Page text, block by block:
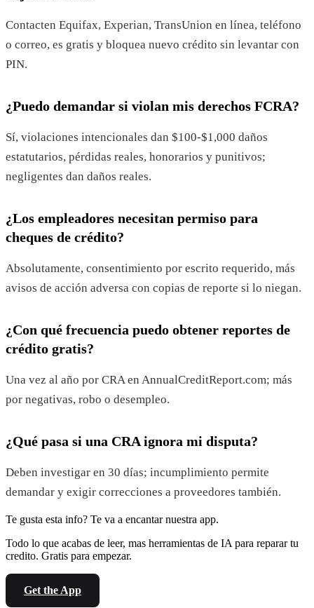
Contacten Equifax, Experian, TransUnion en línea, teléfono
o correo, es gratis y bloquea nuevo crédito sin levantar con
PIN.
¿Puedo demandar si violan mis derechos FCRA?
Sí, violaciones intencionales dan $100-$1,000 daños
estatutarios, pérdidas reales, honorarios y punitivos;
negligentes dan daños reales.
¿Los empleadores necesitan permiso para
cheques de crédito?
Absolutamente, consentimiento por escrito requerido, más
avisos de acción adversa con copias de reporte si lo niegan.
¿Con qué frecuencia puedo obtener reportes de
crédito gratis?
Una vez al año por CRA en AnnualCreditReport.com; más
por negativas, robo o desempleo.
¿Qué pasa si una CRA ignora mi disputa?
Deben investigar en 30 días; incumplimiento permite
demandar y exigir correcciones a proveedores también.
Te gusta esta info? Te va a encantar nuestra app.
Todo lo que acabas de leer, mas herramientas de IA para reparar tu
credito. Gratis para empezar.
Get the App